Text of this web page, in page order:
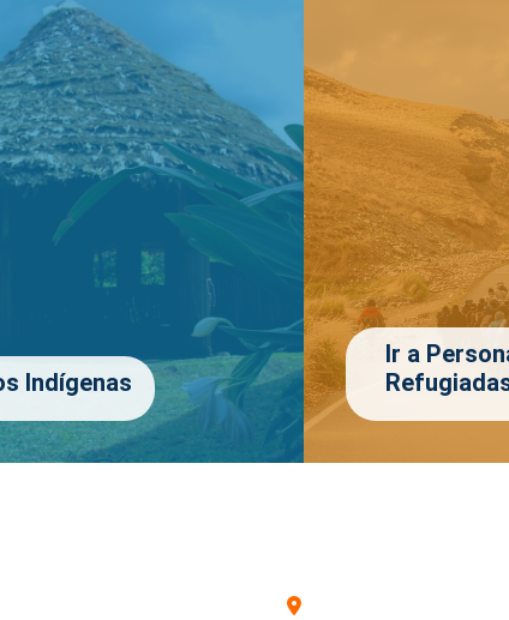
Indígenas
Ir a